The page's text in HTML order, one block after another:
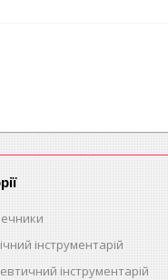
інструментарій
інструментарій